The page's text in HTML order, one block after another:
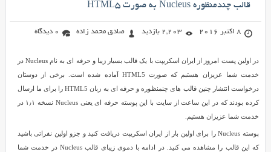
قالب چندمنظوره Nucleus به صورت HTML5
8 اکتبر 2016 2,203 بازدید صادق محمد زاده 0 دیدگاه
در اولین پست امروز از ایران اسکریپت با یک قالب بسیار زیبا و حرفه ای به نام Nucleus در
خدمت شما عزیزان هستبم که صورت HTML5 آماده شده است. برخی از دوستان
درخواست انتشار چنین قالب های چنمنظوره و حرفه ای به زبان HTML5 را برای ما ارسال
کرده بودند که در این ساعت از سایت با این پوسته حرفه ای یعنی Nucleus نسخه ۱٫۱ در
خدمت شما عزیزان هستیم.
پوسته Nucleus را برای اولین بار از ایران اسکریپت دریافت کنید و جزو اولین نفراتی باشید
که این قالب را مشاهده می کنید. در ادامه با دموی زیبای قالب Nucleus در خدمت شما